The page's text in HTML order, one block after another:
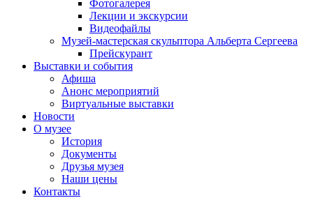
Фотогалерея
Лекции и экскурсии
Видеофайлы
Музей-мастерская скульптора Альберта Сергеева
Прейскурант
Выставки и события
Афиша
Анонс мероприятий
Виртуальные выставки
Новости
О музее
История
Документы
Друзья музея
Наши цены
Контакты